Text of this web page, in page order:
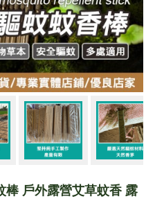
棒 戶外露營艾草蚊香 露